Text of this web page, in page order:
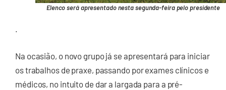
Elenco será apresentado nesta segunda-feira pelo presidente
.
Na ocasião, o novo grupo já se apresentará para iniciar
os trabalhos de praxe, passando por exames clínicos e
médicos, no intuito de dar a largada para a pré-